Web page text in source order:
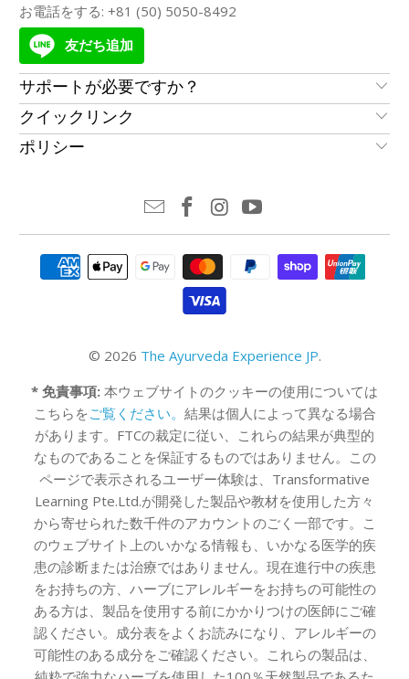
お電話をする: +81 (50) 5050-8492
友だち追加
サポートが必要ですか？
クイックリンク
ポリシー
© 2026 The Ayurveda Experience JP.
* 免責事項: 本ウェブサイトのクッキーの使用については
こちらをご覧ください。 結果は個人によって異なる場合
があります。FTCの裁定に従い、これらの結果が典型的
なものであることを保証するものではありません。この
ページで表示されるユーザー体験は、Transformative
Learning Pte.Ltd.が開発した製品や教材を使用した方々
から寄せられた数千件のアカウントのごく一部です。こ
のウェブサイト上のいかなる情報も、いかなる医学的疾
患の診断または治療ではありません。現在進行中の疾患
をお持ちの方、ハーブにアレルギーをお持ちの可能性の
ある方は、製品を使用する前にかかりつけの医師にご確
認ください。成分表をよくお読みになり、アレルギーの
可能性のある成分をご確認ください。これらの製品は、